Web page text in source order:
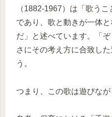
（1882-1967）は「歌う
であり、歌と動きが一体
だ」と述べています。「
さにその考え方に合致し
う。
つまり、この歌は遊びなが